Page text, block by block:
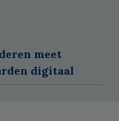
meet
digitaal